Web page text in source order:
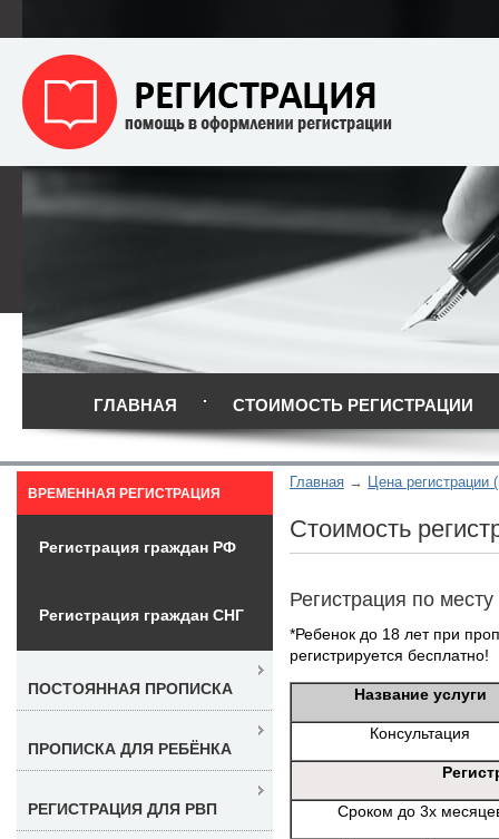
ГЛАВНАЯ СТОИМОСТЬ РЕГИСТРАЦИИ
Главная Цена регистрации
Стоимость
Регистрация по
*Ребенок до 18 лет при
регистрируется бесплатно!
Название услуги
Консультация
Сроком до 3х
ВРЕМЕННАЯ РЕГИСТРАЦИЯ
Регистрация граждан РФ
Регистрация граждан СНГ
ПОСТОЯННАЯ ПРОПИСКА
ПРОПИСКА ДЛЯ РЕБЁНКА
РЕГИСТРАЦИЯ ДЛЯ РВП